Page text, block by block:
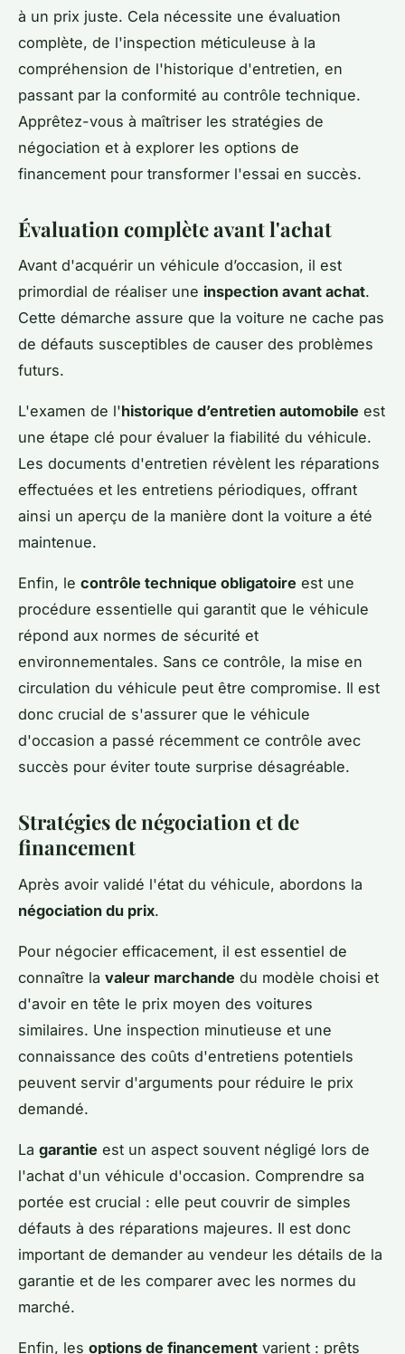
à un prix juste. Cela nécessite une évaluation
complète, de l'inspection méticuleuse à la
compréhension de l'historique d'entretien, en
passant par la conformité au contrôle technique.
Apprêtez-vous à maîtriser les stratégies de
négociation et à explorer les options de
financement pour transformer l'essai en succès.
Évaluation complète avant l'achat
Avant d'acquérir un véhicule d’occasion, il est
primordial de réaliser une inspection avant achat.
Cette démarche assure que la voiture ne cache pas
de défauts susceptibles de causer des problèmes
futurs.
L'examen de l'historique d’entretien automobile est
une étape clé pour évaluer la fiabilité du véhicule.
Les documents d'entretien révèlent les réparations
effectuées et les entretiens périodiques, offrant
ainsi un aperçu de la manière dont la voiture a été
maintenue.
Enfin, le contrôle technique obligatoire est une
procédure essentielle qui garantit que le véhicule
répond aux normes de sécurité et
environnementales. Sans ce contrôle, la mise en
circulation du véhicule peut être compromise. Il est
donc crucial de s'assurer que le véhicule
d'occasion a passé récemment ce contrôle avec
succès pour éviter toute surprise désagréable.
Stratégies de négociation et de
financement
Après avoir validé l'état du véhicule, abordons la
négociation du prix.
Pour négocier efficacement, il est essentiel de
connaître la valeur marchande du modèle choisi et
d'avoir en tête le prix moyen des voitures
similaires. Une inspection minutieuse et une
connaissance des coûts d'entretiens potentiels
peuvent servir d'arguments pour réduire le prix
demandé.
La garantie est un aspect souvent négligé lors de
l'achat d'un véhicule d'occasion. Comprendre sa
portée est crucial : elle peut couvrir de simples
défauts à des réparations majeures. Il est donc
important de demander au vendeur les détails de la
garantie et de les comparer avec les normes du
marché.
Enfin, les options de financement varient : prêts